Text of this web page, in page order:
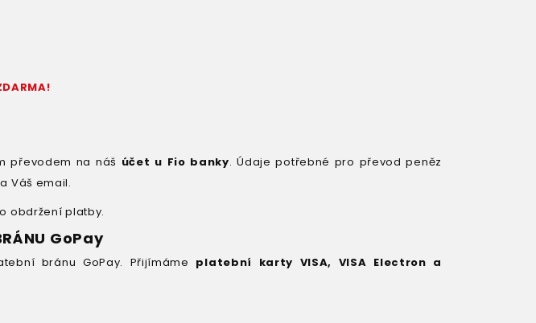
převodem na náš účet u Fio banky. Údaje potřebné pro převod peněz
Váš email.
obdržení platby.
GoPay
bránu GoPay. Přijímáme platební karty VISA, VISA Electron a